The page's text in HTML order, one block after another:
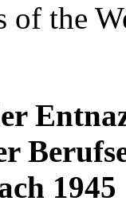
of the
1945